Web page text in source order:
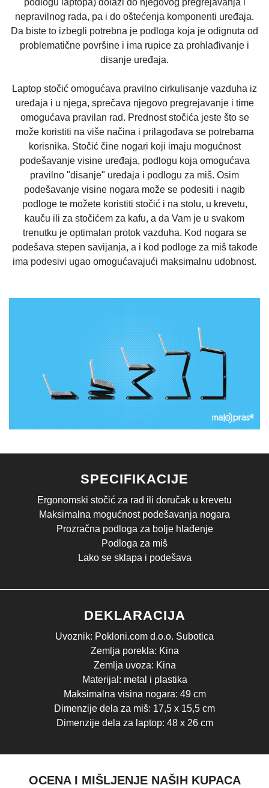
podlogu laptopa) dolazi do njegovog pregrejavanja i
nepravilnog rada, pa i do oštećenja komponenti uređaja.
Da biste to izbegli potrebna je podloga koja je odignuta od
problematične površine i ima rupice za prohlađivanje i
disanje uređaja.
Laptop stočić omogućava pravilno cirkulisanje vazduha iz
uređaja i u njega, sprečava njegovo pregrejavanje i time
omogućava pravilan rad. Prednost stočića jeste što se
može koristiti na više načina i prilagođava se potrebama
korisnika. Stočić čine nogari koji imaju mogućnost
podešavanje visine uređaja, podlogu koja omogućava
pravilno "disanje" uređaja i podlogu za miš. Osim
podešavanje visine nogara može se podesiti i nagib
podloge te možete koristiti stočić i na stolu, u krevetu,
kauču ili za stočićem za kafu, a da Vam je u svakom
trenutku je optimalan protok vazduha. Kod nogara se
podešava stepen savijanja, a i kod podloge za miš takođe
ima podesivi ugao omogućavajući maksimalnu udobnost.
SPECIFIKACIJE
Ergonomski stočić za rad ili doručak u krevetu
Maksimalna mogućnost podešavanja nogara
Prozračna podloga za bolje hlađenje
Podloga za miš
Lako se sklapa i podešava
DEKLARACIJA
Uvoznik: Pokloni.com d.o.o. Subotica
Zemlja porekla: Kina
Zemlja uvoza: Kina
Materijal: metal i plastika
Maksimalna visina nogara: 49 cm
Dimenzije dela za miš: 17,5 x 15,5 cm
Dimenzije dela za laptop: 48 x 26 cm
OCENA I MIŠLJENJE NAŠIH KUPACA